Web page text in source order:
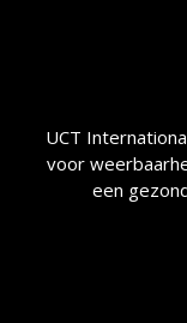
UCT
voor
een